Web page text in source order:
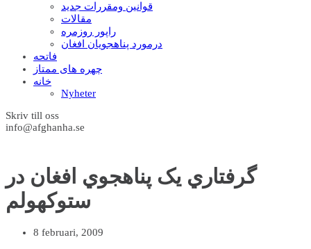
قوانين ومقررات جديد
مقالات
راپور روزمره
درمورد پناهجويان افغان
فاتحه
چهره های ممتاز
خانه
Nyheter
Skriv till oss
info@afghanha.se
گرفتاري يک پناهجوي افغان در
ستوکهولم
8 februari, 2009